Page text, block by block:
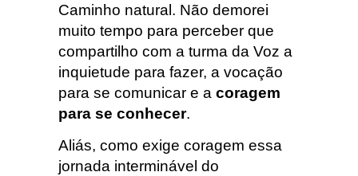
Caminho natural. Não demorei
muito tempo para perceber que
compartilho com a turma da Voz a
inquietude para fazer, a vocação
para se comunicar e a coragem
para se conhecer.
Aliás, como exige coragem essa
jornada interminável do